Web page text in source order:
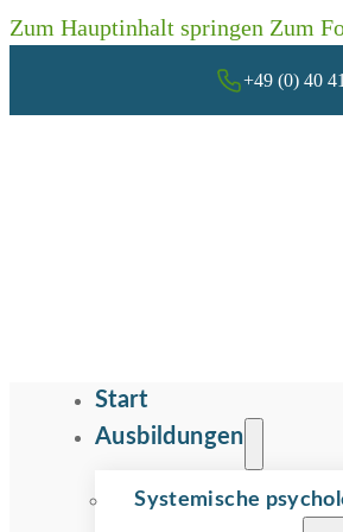
Zum Hauptinhalt springen Zum
+49 (0) 40
Start
Ausbildungen
Systemische